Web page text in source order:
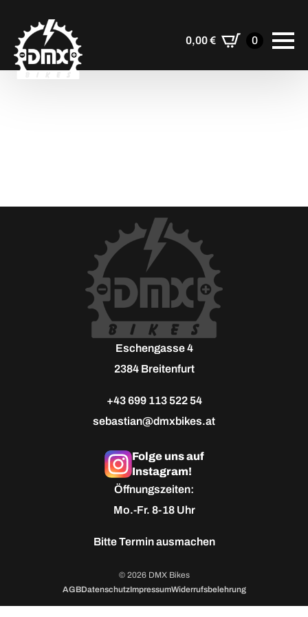
0,00€ 0
Eschengasse 4
2384 Breitenfurt
+43 699 113 522 54
sebastian@dmxbikes.at
Folge uns auf
Instagram!
Öffnungszeiten:
Mo.-Fr. 8-18 Uhr
BitteTermin ausmachen
© 2026 DMX Bikes
AGBDatenschutzImpressumWiderrufsbelehrung